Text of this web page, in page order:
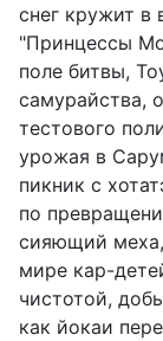
снег кружит в
"Принцессы
поле битвы,
самурайства,
тестового
урожая в
пикник с
по
сияющий
мире кар-
чистотой,
как йокаи